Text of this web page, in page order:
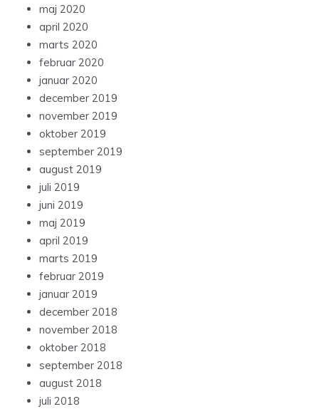
maj 2020
april 2020
marts 2020
februar 2020
januar 2020
december 2019
november 2019
oktober 2019
september 2019
august 2019
juli 2019
juni 2019
maj 2019
april 2019
marts 2019
februar 2019
januar 2019
december 2018
november 2018
oktober 2018
september 2018
august 2018
juli 2018